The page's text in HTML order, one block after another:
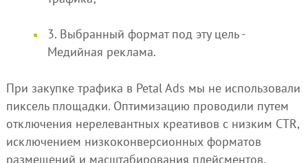
3. Выбранный формат под эту цель -
Медийная реклама.
При закупке трафика в Petal Ads мы не использовали
пиксель площадки. Оптимизацию проводили путем
отключения нерелевантных креативов с низким CTR,
исключением низкоконверсионных форматов
размещений и масштабирования плейсментов,